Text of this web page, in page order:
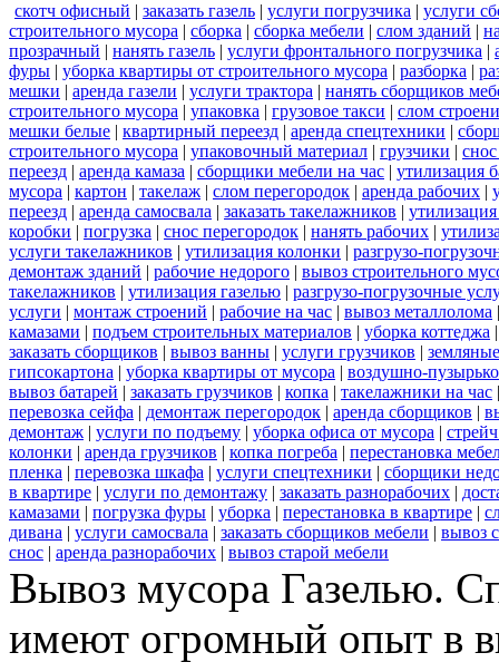
скотч офисный | заказать газель | услуги погрузчика | услуги
строительного мусора | сборка | сборка мебели | слом зданий |
прозрачный | нанять газель | услуги фронтального погрузчика |
фуры | уборка квартиры от строительного мусора | разборка |
мешки | аренда газели | услуги трактора | нанять сборщиков
строительного мусора | упаковка | грузовое такси | слом
мешки белые | квартирный переезд | аренда спецтехники |
строительного мусора | упаковочный материал | грузчики |
переезд | аренда камаза | сборщики мебели на час | утилизация
мусора | картон | такелаж | слом перегородок | аренда рабочих |
переезд | аренда самосвала | заказать такелажников |
коробки | погрузка | снос перегородок | нанять рабочих |
услуги такелажников | утилизация колонки | разгрузо-
демонтаж зданий | рабочие недорого | вывоз строительного
такелажников | утилизация газелью | разгрузо-погрузочные
услуги | монтаж строений | рабочие на час | вывоз металлолома
камазами | подъем строительных материалов | уборка коттеджа
заказать сборщиков | вывоз ванны | услуги грузчиков |
гипсокартона | уборка квартиры от мусора | воздушно-
вывоз батарей | заказать грузчиков | копка | такелажники на час
перевозка сейфа | демонтаж перегородок | аренда сборщиков |
демонтаж | услуги по подъему | уборка офиса от мусора |
колонки | аренда грузчиков | копка погреба | перестановка
пленка | перевозка шкафа | услуги спецтехники | сборщики
в квартире | услуги по демонтажу | заказать разнорабочих |
камазами | погрузка фуры | уборка | перестановка в квартире |
дивана | услуги самосвала | заказать сборщиков мебели | вывоз
снос | аренда разнорабочих | вывоз старой мебели
Вывоз мусора Газелью.
имеют огромный опыт в